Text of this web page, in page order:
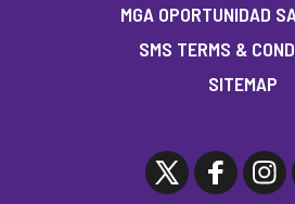
MGA OPORTUNIDAD
SMS TERMS &
SITEMAP